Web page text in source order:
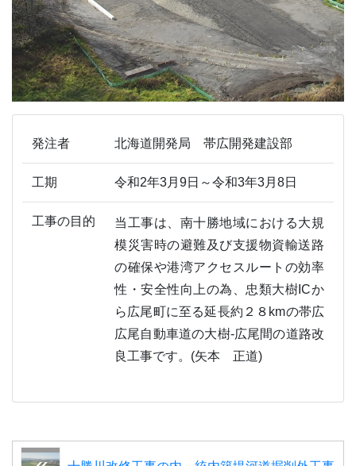
発注者 北海道開発局 帯広開発建設部
工期 令和2年3月9日～令和3年3月8日
工事の目的
当工事は、南十勝地域における大規
模災害時の避難及び支援物資輸送路
の確保や港湾アクセスルートの効率
性・安全性向上の為、忠類大樹ICか
ら広尾町に至る延長約２８kmの帯広
広尾自動車道の大樹-広尾間の道路改
良工事です。(矢本 正道)